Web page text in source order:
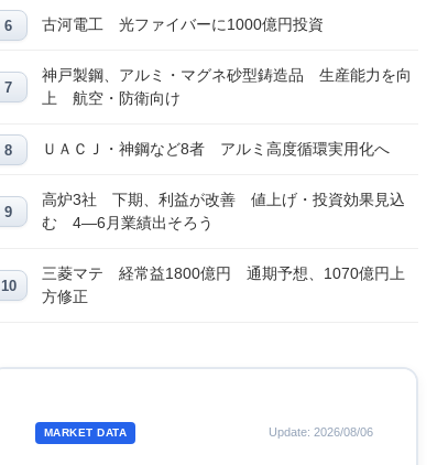
古河電工 光ファイバーに1000億円投資
神戸製鋼、アルミ・マグネ砂型鋳造品 生産能力を向
上 航空・防衛向け
ＵＡＣＪ・神鋼など8者 アルミ高度循環実用化へ
高炉3社 下期、利益が改善 値上げ・投資効果見込
む 4―6月業績出そろう
三菱マテ 経常益1800億円 通期予想、1070億円上
方修正
MARKET DATA Update: 2026/08/06